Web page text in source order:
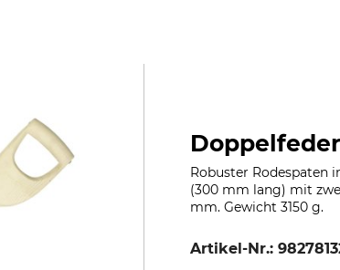
Robuster Rodespaten
(300 mm lang) mit
mm. Gewicht 3150 g.
Artikel-Nr.: